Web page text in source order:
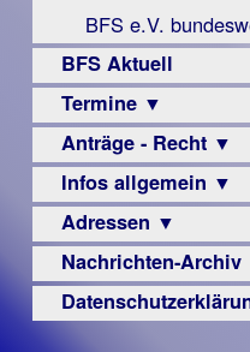
BFS e.V.
BFS Aktuell
Termine ▼
Anträge - Recht ▼
Archiv
Urteile
Infos allgemein ▼
Sehbehinderung
Frühförderung
Schule
Adressen ▼
Augenoptiker
Nachrichten-Archiv